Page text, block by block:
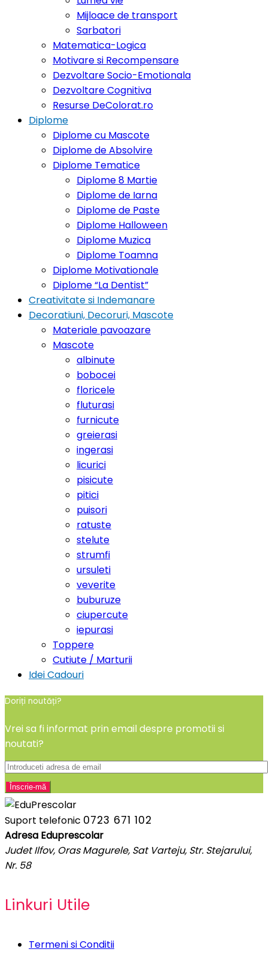
Mijloace de transport
Sarbatori
Matematica-Logica
Motivare si Recompensare
Dezvoltare Socio-Emotionala
Dezvoltare Cognitiva
Resurse DeColorat.ro
Diplome
Diplome cu Mascote
Diplome de Absolvire
Diplome Tematice
Diplome 8 Martie
Diplome de Iarna
Diplome de Paste
Diplome Halloween
Diplome Muzica
Diplome Toamna
Diplome Motivationale
Diplome “La Dentist”
Creativitate si Indemanare
Decoratiuni, Decoruri, Mascote
Materiale pavoazare
Mascote
albinute
bobocei
floricele
fluturasi
furnicute
greierasi
ingerasi
licurici
pisicute
pitici
puisori
ratuste
stelute
strumfi
ursuleti
veverite
buburuze
ciupercute
iepurasi
Toppere
Cutiute / Marturii
Idei Cadouri
Doriți noutăți?
Vrei sa fi informat prin email despre promotii si
noutati?
Suport telefonic 0723 671 102
Adresa Eduprescolar
Judet Ilfov, Oras Magurele, Sat Varteju, Str. Stejarului,
Nr. 58
Linkuri Utile
Termeni si Conditii